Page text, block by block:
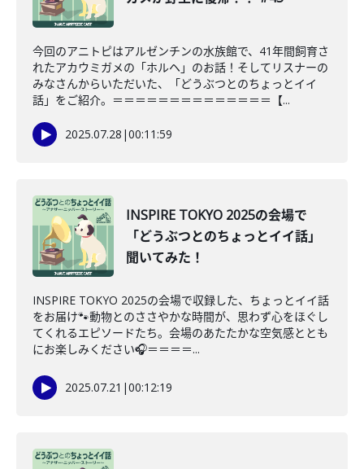
今回のアニトピはアルゼンチンの水族館で、41年間飼育さ
れたアカウミガメの「ホルヘ」のお話！そしてリスナーの
みなさんからいただいた、「どうぶつとのちょっとイイ
話」をご紹介。＝＝＝＝＝＝＝＝＝＝＝＝＝＝【...
2025.07.28 |00:11:59
INSPIRE TOKYO 2025の会場で
「どうぶつとのちょっとイイ話」
聞いてみた！
INSPIRE TOKYO 2025の会場で収録した、ちょっとイイ話
をお届け🐾動物とのささやかな時間が、思わず心をほぐし
てくれるエピソードたち。会場のあたたかな空気感ととも
にお楽しみください🎧＝＝＝＝...
2025.07.21 |00:12:19